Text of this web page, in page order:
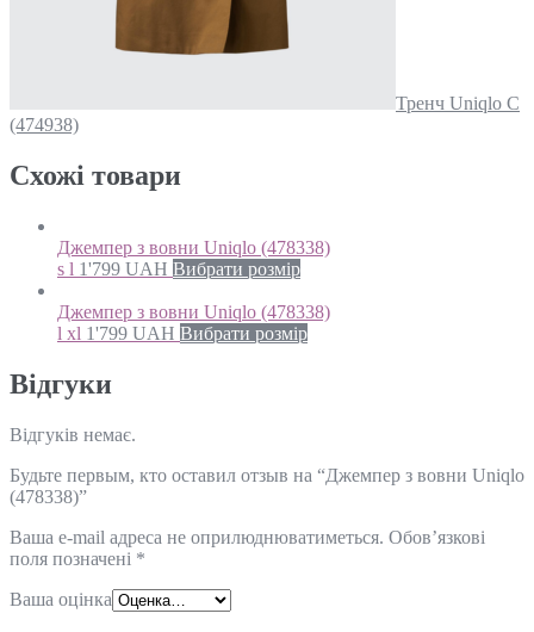
Тренч Uniqlo С
(474938)
Схожi товари
Джемпер з вовни Uniqlo (478338)
s l 1'799 UAH Вибрати розмір
Джемпер з вовни Uniqlo (478338)
l xl 1'799 UAH Вибрати розмір
Відгуки
Відгуків немає.
Будьте первым, кто оставил отзыв на “Джемпер з вовни Uniqlo
(478338)”
Ваша e-mail адреса не оприлюднюватиметься. Обов’язкові
поля позначені *
Ваша оцінка